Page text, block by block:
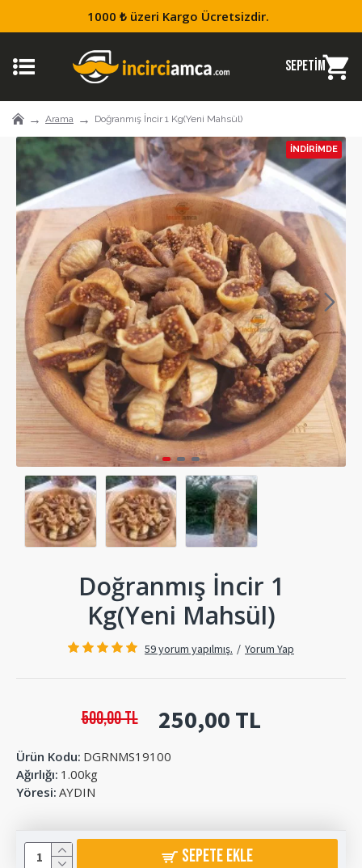
1000 ₺ üzeri Kargo Ücretsizdir.
Arama Doğranmış İncir 1 Kg(Yeni Mahsül)
İNDIRIMDE
Doğranmış İncir 1
Kg(Yeni Mahsül)
Ürün Kodu: DGRNMS19100
Ağırlığı: 1.00kg
Yöresi: AYDIN
59 yorum yapılmış. / Yorum Yap
250,00 TL
500,00 TL
SEPETE EKLE